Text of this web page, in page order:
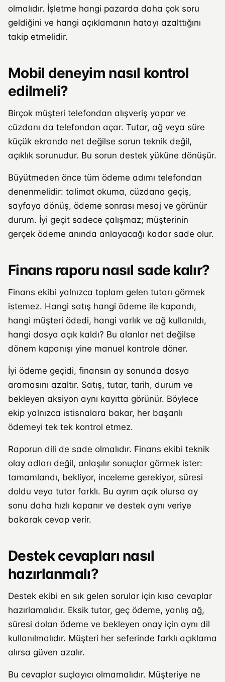
olmalıdır. İşletme hangi pazarda daha çok soru
geldiğini ve hangi açıklamanın hatayı azalttığını
takip etmelidir.
Mobil deneyim nasıl kontrol
edilmeli?
Birçok müşteri telefondan alışveriş yapar ve
cüzdanı da telefondan açar. Tutar, ağ veya süre
küçük ekranda net değilse sorun teknik değil,
açıklık sorunudur. Bu sorun destek yüküne dönüşür.
Büyütmeden önce tüm ödeme adımı telefondan
denenmelidir: talimat okuma, cüzdana geçiş,
sayfaya dönüş, ödeme sonrası mesaj ve görünür
durum. İyi geçit sadece çalışmaz; müşterinin
gerçek ödeme anında anlayacağı kadar sade olur.
Finans raporu nasıl sade kalır?
Finans ekibi yalnızca toplam gelen tutarı görmek
istemez. Hangi satış hangi ödeme ile kapandı,
hangi müşteri ödedi, hangi varlık ve ağ kullanıldı,
hangi dosya açık kaldı? Bu alanlar net değilse
dönem kapanışı yine manuel kontrole döner.
İyi ödeme geçidi, finansın ay sonunda dosya
aramasını azaltır. Satış, tutar, tarih, durum ve
bekleyen aksiyon aynı kayıtta görünür. Böylece
ekip yalnızca istisnalara bakar, her başarılı
ödemeyi tek tek kontrol etmez.
Raporun dili de sade olmalıdır. Finans ekibi teknik
olay adları değil, anlaşılır sonuçlar görmek ister:
tamamlandı, bekliyor, inceleme gerekiyor, süresi
doldu veya tutar farklı. Bu ayrım açık olursa ay
sonu daha hızlı kapanır ve destek aynı veriye
bakarak cevap verir.
Destek cevapları nasıl
hazırlanmalı?
Destek ekibi en sık gelen sorular için kısa cevaplar
hazırlamalıdır. Eksik tutar, geç ödeme, yanlış ağ,
süresi dolan ödeme ve bekleyen onay için aynı dil
kullanılmalıdır. Müşteri her seferinde farklı açıklama
alırsa güven azalır.
Bu cevaplar suçlayıcı olmamalıdır. Müşteriye ne